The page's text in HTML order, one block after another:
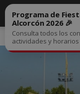
Inicio Deportes
Programa de
Alcorcón 2026 🎉
Consulta todos los
actividades y horarios